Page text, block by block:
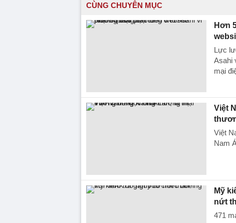
CÙNG CHUYÊN MỤC
Hơn
Lực
Asahi
mại
Việt
Việt
Nam
Mỹ
nứt
471